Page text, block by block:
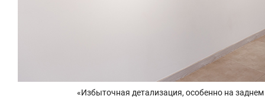
«Избыточная детализация, особенно на